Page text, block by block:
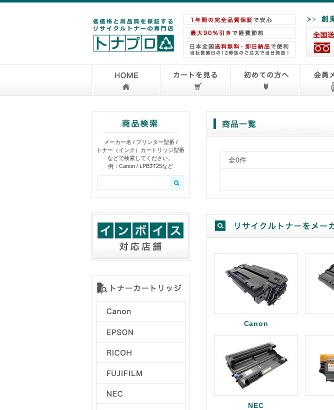
メーカー名 / プリンター型番 /
トナー（インク）カートリッジ型番
などで検索してください。
例：Canon / LPB3T25など
全0件
Canon
NEC